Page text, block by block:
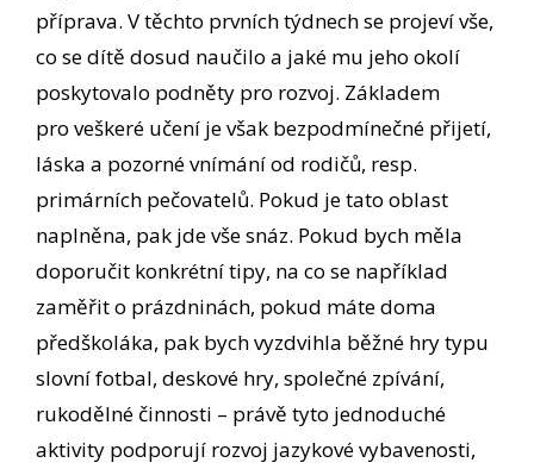
příprava. V těchto prvních týdnech se projeví vše,
co se dítě dosud naučilo a jaké mu jeho okolí
poskytovalo podněty pro rozvoj. Základem
pro veškeré učení je však bezpodmínečné přijetí,
láska a pozorné vnímání od rodičů, resp.
primárních pečovatelů. Pokud je tato oblast
naplněna, pak jde vše snáz. Pokud bych měla
doporučit konkrétní tipy, na co se například
zaměřit o prázdninách, pokud máte doma
předškoláka, pak bych vyzdvihla běžné hry typu
slovní fotbal, deskové hry, společné zpívání,
rukodělné činnosti – právě tyto jednoduché
aktivity podporují rozvoj jazykové vybavenosti,